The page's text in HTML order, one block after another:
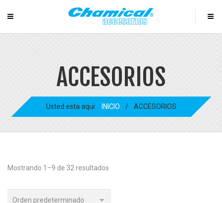
ACCESORIOS
Usted esta aqui: INICIO / ACCESORIOS
Mostrando 1–9 de 32 resultados